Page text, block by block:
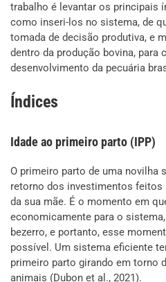
trabalho é levantar os principais
como inseri-los no sistema, de
tomada de decisão produtiva, e
dentro da produção bovina, para
desenvolvimento da pecuária
Índices
Idade ao primeiro parto (IPP)
O primeiro parto de uma novilha
retorno dos investimentos feitos
da sua mãe. É o momento em
economicamente para o
bezerro, e portanto, esse
possível. Um sistema eficiente
primeiro parto girando em torno
animais (Dubon et al., 2021).